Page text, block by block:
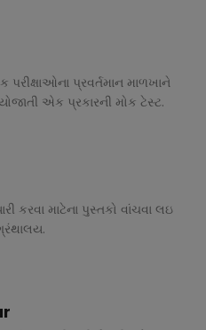
પરીક્ષાઓના પ્રવર્તમાન માળખાને
એક પ્રકારની મોક ટેસ્ટ.
કરવા માટેના પુસ્તકો વાંચવા લઇ